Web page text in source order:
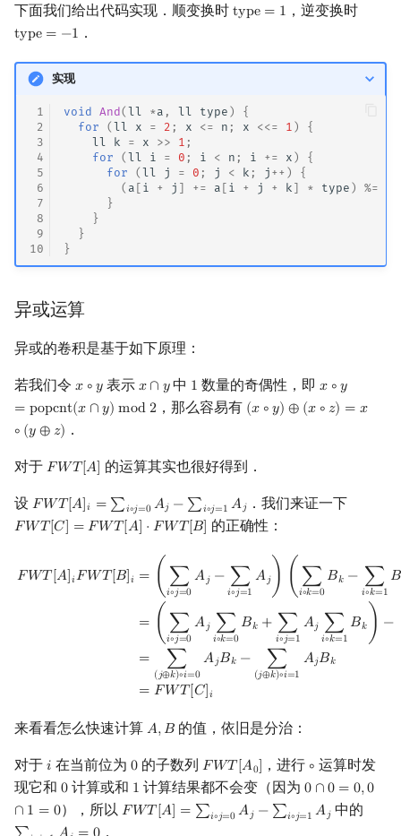
下面我们给出代码实现．顺变换时 type = 1
type =1 ，逆变换时
type = −1
type =− 1 ．
实现
1
2
3
4
5
6
7
8
9
10
void And(ll * a , ll type )
{
for
(ll x = 2 ; x <= n ; x <<= 1 )
{
ll
k = x >> 1 ;
for
(ll i = 0 ; i < n ; i += x )
{
for
(ll j = 0 ; j < k ; j ++ )
{
( a [ i + j ] += a [ i + j + k ] * type ) %=
}
}
}
}
异或运算
异或的卷积是基于如下原理：
若我们令 𝑥 ∘𝑦
x∘y 表示 𝑥∩ 𝑦
x∩y 中 1
1 数量的奇偶性，即𝑥 ∘𝑦
= popcnt(𝑥 ∩𝑦) mod2
x∘y=
，那么容易有 (𝑥 ∘𝑦) ⊕ (𝑥 ∘𝑧) = 𝑥
∘ (𝑦⊕𝑧)
(x∘y)⊕(x ∘z )=x∘ (y ⊕
．
对于 𝐹 𝑊𝑇 [𝐴]
FWT[A ] 的运算其实也很好得到．
设 𝐹 𝑊𝑇 [𝐴]𝑖 = ∑𝑖∘𝑗=0𝐴𝑗 − ∑𝑖∘𝑗=1 𝐴𝑗
FWT[A ]i= ∑ i∘ =0Aj−∑i∘j=1Aj ．我们来证一下
𝐹 𝑊𝑇 [𝐶] = 𝐹 𝑊𝑇 [𝐴] ⋅ 𝐹𝑊𝑇[𝐵]
FWT[C ]= WT[A]⋅FWT[ B ] 的正确性：
𝐹𝑊𝑇 [𝐴]𝑖𝐹𝑊𝑇[𝐵]𝑖 = ( ∑
𝑖∘𝑗=0
𝐴𝑗 − ∑
𝑖∘𝑗=1
𝐴𝑗 ) ( ∑
𝑖∘𝑘=0
𝐵𝑘 − ∑
𝑖∘𝑘=1
𝐵
= ( ∑
𝑖∘𝑗=0
𝐴𝑗 ∑
𝑖∘𝑘=0
𝐵𝑘 + ∑
𝑖∘𝑗=1
𝐴𝑗 ∑
𝑖∘𝑘=1
𝐵𝑘 ) −
=
∑
(𝑗⊕𝑘)∘𝑖=0
𝐴𝑗𝐵𝑘 − ∑
(𝑗⊕𝑘)∘𝑖=1
𝐴𝑗𝐵𝑘
= 𝐹 𝑊𝑇 [𝐶]𝑖
0A j−∑i )(∑i 0 k− ∑i∘ =(∑i
来看看怎么快速计算 𝐴,𝐵
A,B 的值，依旧是分治：
对于 𝑖
i 在当前位为 0
0的子数列 𝐹𝑊𝑇 [𝐴0]
FWT[A0] ，进行 ∘
∘ 运算时发
现它和 0
0 计算或和 1
1 计算结果都不会变（因为 0 ∩0 = 0,0
∩ 1 = 0
0 ∩0= 0, 0∩1
），所以 𝐹𝑊𝑇 [𝐴] = ∑𝑖∘𝑗=0 𝐴𝑗 − ∑𝑖∘𝑗=1 𝐴𝑗
FWT[A]=∑ i∘ =0Aj−∑i∘j=1Aj 中的
．